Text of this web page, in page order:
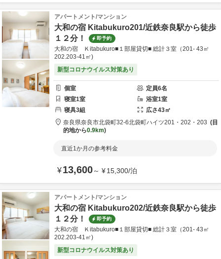
アパートメント/マンション
大和の宿 Kitabukuro201/近鉄奈良駅から徒歩
１２分！
即予約
大和の宿 Ｋitabukuro■１部屋貸切■ 総計３室（201- 43㎡
202.203-41㎡)
新型コロナウイルス対策あり
個室 定員6名
寝室1室 浴室1室
寝具3組 広さ43㎡
奈良県奈良市北袋町32-6北袋町ハイツ201・202・203
目
的地から0.9km
直近1か月の参考料金
¥13,600～ ¥15,300/泊
アパートメント/マンション
大和の宿 Kitabukuro202/近鉄奈良駅から徒歩
１２分！
即予約
大和の宿 Ｋitabukuro■１部屋貸切■ 総計３室（201- 43㎡
202.203-41㎡)
新型コロナウイルス対策あり